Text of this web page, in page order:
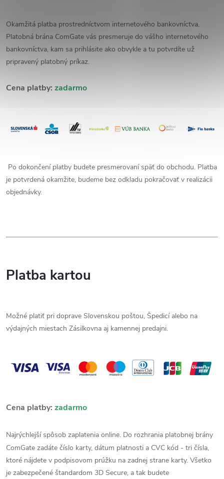
Okamžitá platba prostredníctvom internetového bankovníctva.
Platobná brána ComGate vás presmeruje do vášho internetového
bankovníctva, kam sa prihlásite ako obvykle a tu potvrdíte už
pripravený platobný príkaz.
Cena platby: zadarmo
Po dokončení platby budete presmerovaní späť do obchodu. Platba
je potvrdená okamžite, budeme bez odkladu pokračovať v realizácii
objednávky.
Platba kartou
Možné platiť pri doprave Slovenskou poštou, Špedicí alebo na
výdajných miestach Zásilkovna aj kamennej predajni.
Cena platby: zadarmo
Najrýchlejší spôsob zaplatenia online. Do rozhrania platobnej brány
ComGate zadáte číslo karty, dátum platnosti a CVC kód - tri čísla,
ktoré nájdete v podpisovom prúžku na zadnej strane karty. Všetko
je zabezpečené štandardom 3D Secure, a tak budete